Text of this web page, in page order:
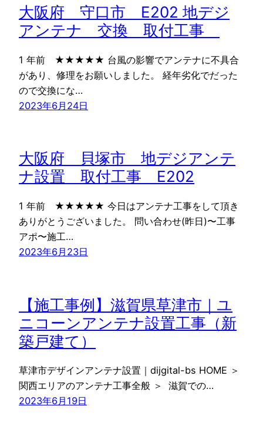
大阪府 守口市 E202 地デジ
アンテナ 交換 取付工事
1 年前 ★★★★★ 台風の影響でアンテナに不具合
があり、修理をお願いしました。 経年劣化でだった
ので交換にな…
2023年6月24日
大阪府 貝塚市 地デジアンテ
ナ設置 取付工事 E202
1 年前 ★★★★★ 今日はアンテナ工事をして頂き
ありがとうございました。 問い合わせ(昨日)〜工事
アポ〜施工…
2023年6月23日
【施工事例】滋賀県草津市｜ユ
ニコーンアンテナ設置工事（新
築戸建て）
草津市デザインアンテナ設置｜dijgital-bs HOME ＞
関西エリアのアンテナ工事全般 ＞ 滋賀での…
2023年6月19日